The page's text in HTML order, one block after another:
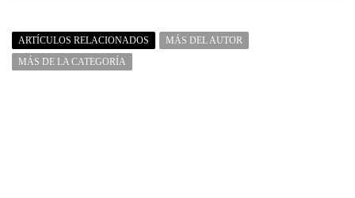
ARTÍCULOS RELACIONADOS
MÁS DEL AUTOR
MÁS DE LA CATEGORÍA